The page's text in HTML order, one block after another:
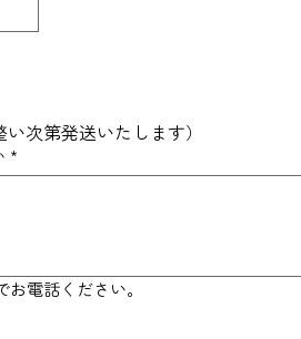
次第発送いたします）
*
電話ください。